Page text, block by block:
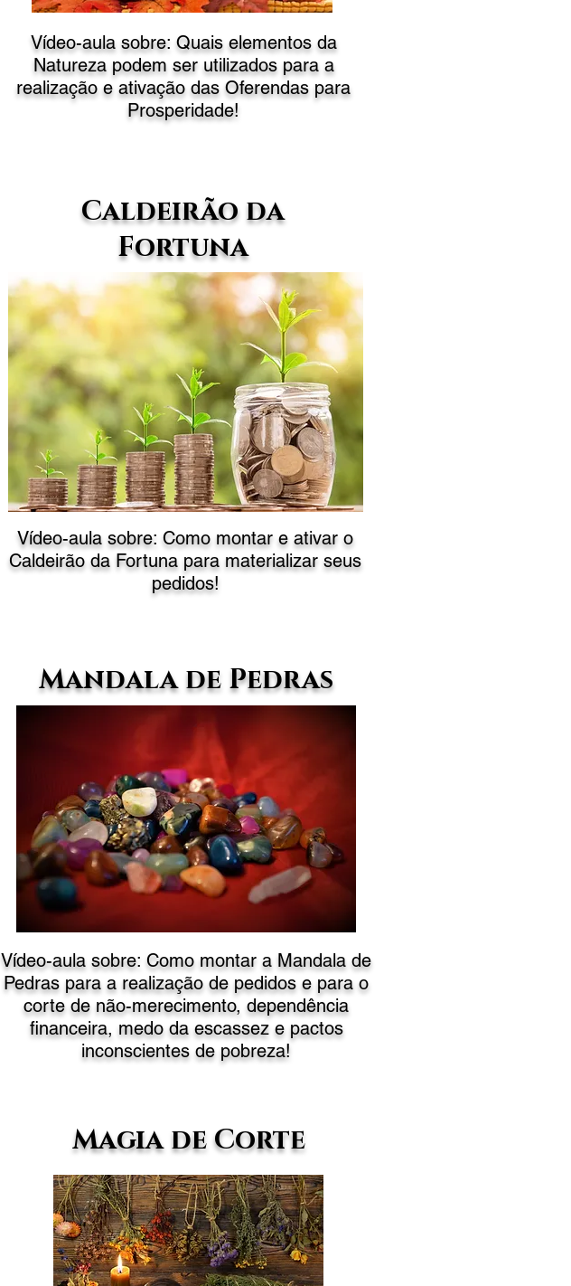
Vídeo-aula sobre: Quais elementos da
Natureza podem ser utilizados para a
realização e ativação das Oferendas para
Prosperidade!
Caldeirão da
Fortuna
Vídeo-aula sobre: Como montar e ativar o
Caldeirão da Fortuna para materializar seus
pedidos!
Mandala de Pedras
Vídeo-aula sobre: Como montar a Mandala de
Pedras para a realização de pedidos e para o
corte de não-merecimento, dependência
financeira, medo da escassez e pactos
inconscientes de pobreza!
Magia de Corte